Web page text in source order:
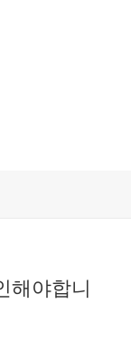
해야합니